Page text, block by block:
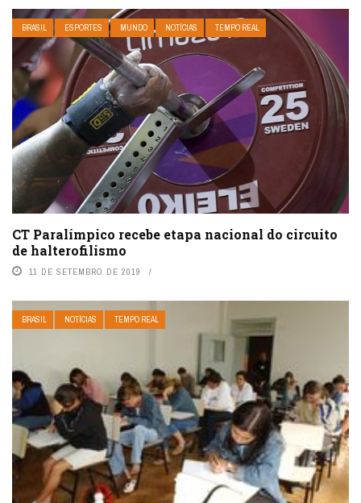
BRASIL ESPORTES MUNDO NOTÍCIAS TEMPO REAL
CT Paralímpico recebe etapa nacional do circuito
de halterofilismo
11 DE SETEMBRO DE 2019
BRASIL NOTÍCIAS TEMPO REAL